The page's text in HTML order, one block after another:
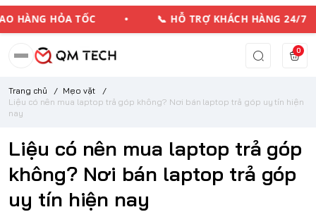
HÀNG HỎA TỐC • 📞 HỖ TRỢ KHÁCH
0
Trang chủ / Mẹo vặt
/
Liệu có nên mua laptop trả góp không? Nơi bán laptop trả góp uy tín hiện
nay
Liệu có nên mua laptop trả góp
không? Nơi bán laptop trả góp
uy tín hiện nay